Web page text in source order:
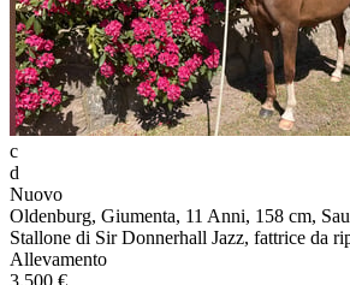
c
d
Nuovo
Oldenburg, Giumenta, 11 Anni, 158 cm,
Stallone di Sir Donnerhall Jazz, fattrice da
Allevamento